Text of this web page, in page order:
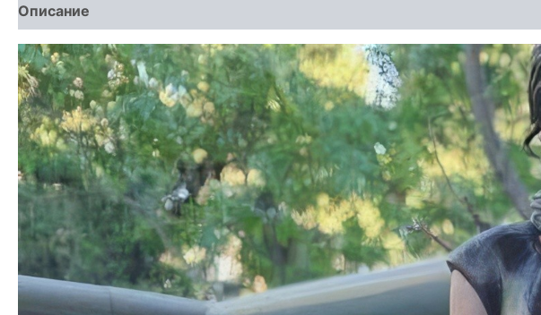
Описание